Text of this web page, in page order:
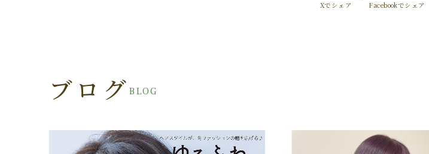
Xでシェア Facebookでシェア
BLOG
ブログ